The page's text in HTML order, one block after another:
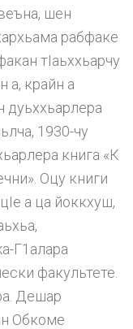
шен
рабфаке
тIаьххьарчу
а, крайн а
дуьххьарлера
1930-чу
книга «К
Оцу книги
а ца йоккхуш,
Г1алара
факультете.
Дешар
Обкоме